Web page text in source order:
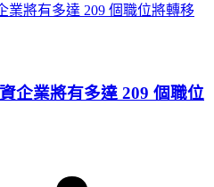
企業將有多達 209 個職位